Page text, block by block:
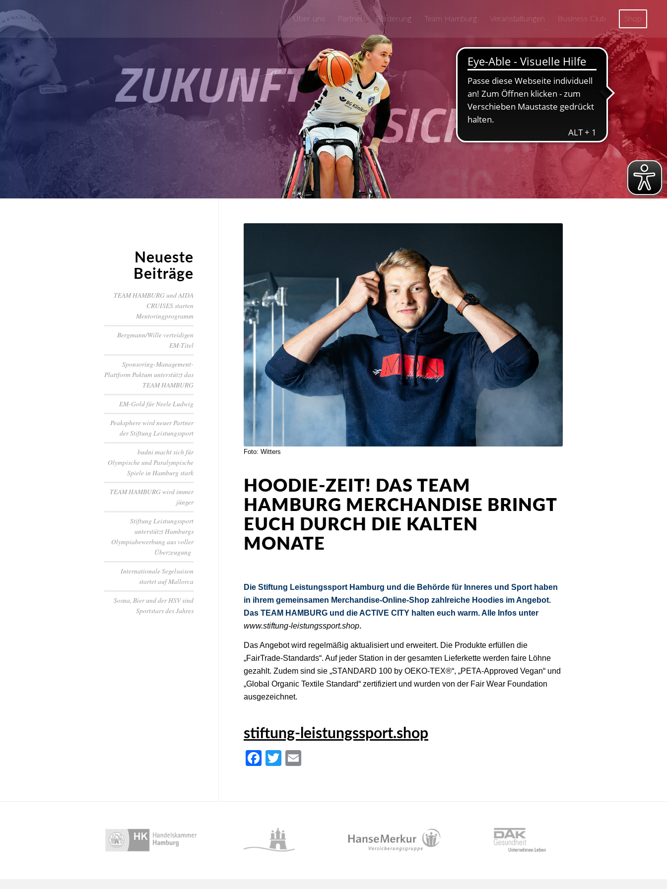
Über uns Partner Förderung Team Hamburg Veranstaltungen Business Club Shop
Foto: Witters
HOODIE-ZEIT! DAS TEAM
HAMBURG MERCHANDISE BRINGT
EUCH DURCH DIE KALTEN
MONATE
Die Stiftung Leistungssport Hamburg und die Behörde für Inneres und Sport haben
in ihrem gemeinsamen Merchandise-Online-Shop zahlreiche Hoodies im Angebot.
Das TEAM HAMBURG und die ACTIVE CITY halten euch warm. Alle Infos unter
www.stiftung-leistungssport.shop.
Das Angebot wird regelmäßig aktualisiert und erweitert. Die Produkte erfüllen die
„FairTrade-Standards“. Auf jeder Station in der gesamten Lieferkette werden faire Löhne
gezahlt. Zudem sind sie „STANDARD 100 by OEKO-TEX®“, „PETA-Approved Vegan“ und
„Global Organic Textile Standard“ zertifiziert und wurden von der Fair Wear Foundation
ausgezeichnet.
stiftung-leistungssport.shop
Facebook
Twitter
Neueste
Beiträge
TEAM HAMBURG und AIDA
CRUISES starten
Mentoringprogramm
Bergmann/Wille verteidigen
EM-Titel
Sponsoring-Management-
Plattform Paktum unterstützt das
TEAM HAMBURG
EM-Gold für Neele Ludwig
Peaksphere wird neuer Partner
der Stiftung Leistungssport
budni macht sich für
Olympische und Paralympische
Spiele in Hamburg stark
TEAM HAMBURG wird immer
jünger
Stiftung Leistungssport
unterstützt Hamburgs
Olympiabewerbung aus voller
Überzeugung
Internationale Segelsaison
startet auf Mallorca
Sosna, Bier und der HSV sind
Sportstars des Jahres